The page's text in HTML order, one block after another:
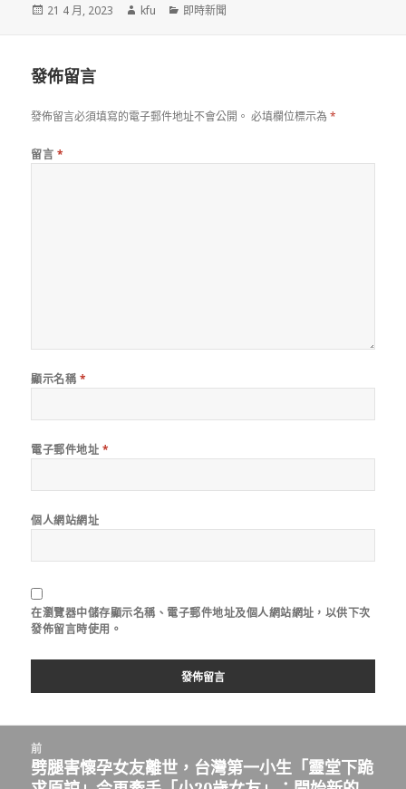
發
21 4 月, 2023
作
kfu
分
即時新聞
發佈留言
發佈留言必須填寫的電子郵件地址不會公開。 必填欄位標示為*
留言 *
顯示名稱 *
電子郵件地址 *
個人網站網址
在瀏覽器中儲存顯示名稱、電子郵件地址及個人網站網址，以供下次
發佈留言時使用。
前
上
劈腿害懷孕女友離世，台灣第一小生「靈堂下跪